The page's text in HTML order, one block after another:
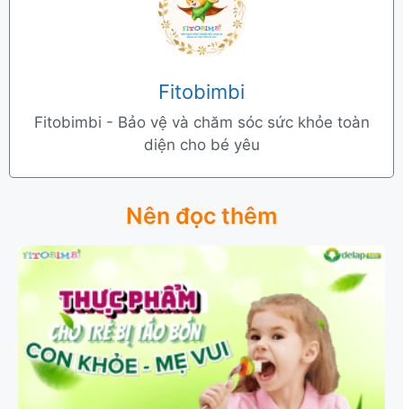
Fitobimbi
Fitobimbi - Bảo vệ và chăm sóc sức khỏe toàn
diện cho bé yêu
Nên đọc thêm